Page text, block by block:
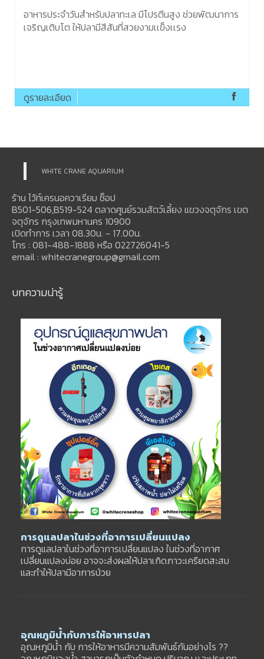
อาหารประจำวันสำหรับปลาทะเล มีโปรตีนสูง ช่วยพัฒนาการ
เจริญเติบโต ให้ปลามีสีสันที่สวยงามเเข็งเเรง
ดูรายละเอียด
WHITE CRANE AQUARIUM
ร้าน ไว้ท์เครนอควาเรียม ช็อป
B501-506,B519-524 ตลาดศูนย์รวมสัตว์เลี้ยง แขวงจตุจักร เขต
จตุจักร กรุงเทพมหานคร 10900
เปิดทำการ เวลา 08.30น. - 17.00น.
โทร : 081-488-1888 หรือ 022726041-5
email : whitecranegroup@gmail.com
บทความน่ารู้
การดูแลปลาในช่วงที่อาการเปลี่ยนแปลง
การดูแลปลาในช่วงที่อาการเปลี่ยนแปลง ในช่วงที่อากาศ
เปลี่ยนแปลงบ่อย อาจจะส่งผลให้ปลาเกิดภาวะเครียดสะสม
และทำให้ปลามีอาการป่วย
อุณหภูมิน้ำกับการให้อาหารปลา
อุณหภูมิน้ำ กับ การให้อาหารมีความสัมพันธ์กันอย่างไร ??